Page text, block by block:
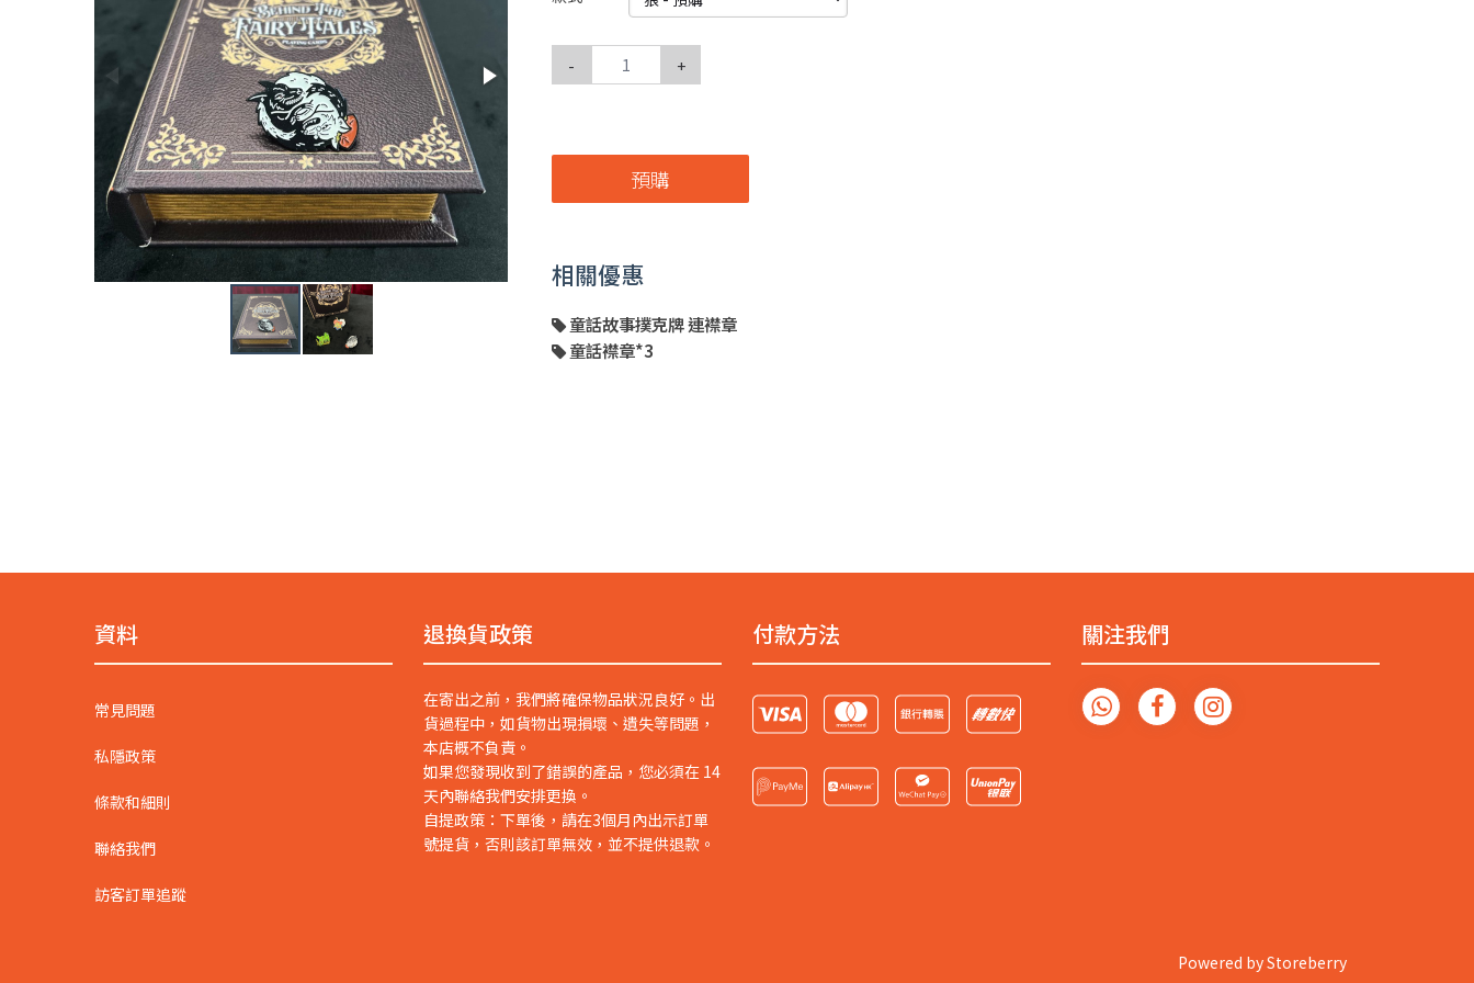
- +
預購
相關優惠
童話故事撲克牌 連襟章
童話襟章*3
資料
常見問題
私隱政策
條款和細則
聯絡我們
訪客訂單追蹤
退換貨政策
在寄出之前，我們將確保物品狀況良好。出
貨過程中，如貨物出現損壞、遺失等問題，
本店概不負責。
如果您發現收到了錯誤的產品，您必須在 14
天內聯絡我們安排更換。
自提政策：下單後，請在3個月內出示訂單
號提貨，否則該訂單無效，並不提供退款。
付款方法 關注我們
Powered byStoreberry